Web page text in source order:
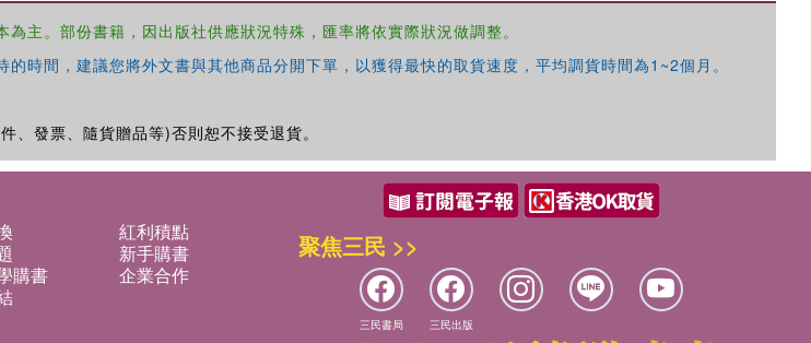
主。部份書籍，因出版社供應狀況特殊，匯率將依實際狀況做調整。
時間，建議您將外文書與其他商品分開下單，以獲得最快的取貨速度，平均調貨時間為1~2個月。
發票、隨貨贈品等)否則恕不接受退貨。
紅利積點
新手購書
購書
企業合作
聚焦三民 >>
三民書局 三民出版